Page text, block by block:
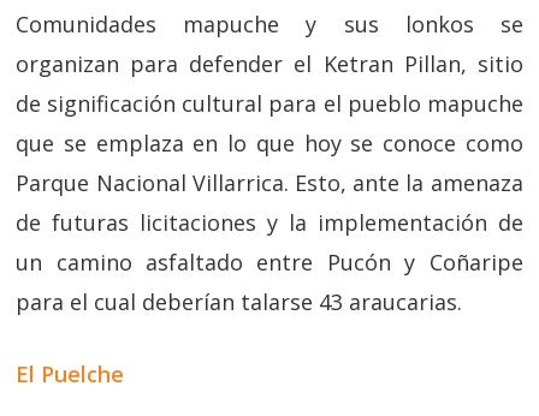
Comunidades mapuche y sus lonkos se
organizan para defender el Ketran Pillan, sitio
de significación cultural para el pueblo mapuche
que se emplaza en lo que hoy se conoce como
Parque Nacional Villarrica. Esto, ante la amenaza
de futuras licitaciones y la implementación de
un camino asfaltado entre Pucón y Coñaripe
para el cual deberían talarse 43 araucarias.
El Puelche